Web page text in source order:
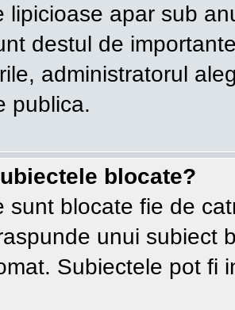
lipicioase apar sub
destul de
administratorul
publica.
blocate?
sunt blocate fie de
unui subiect
Subiectele pot fi